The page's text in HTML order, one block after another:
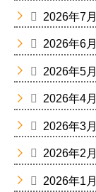
2026年7月
2026年6月
2026年5月
2026年4月
2026年3月
2026年2月
2026年1月